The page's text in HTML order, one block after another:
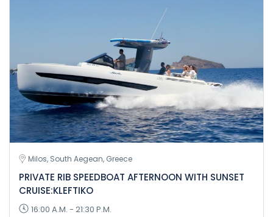
Milos, South Aegean, Greece
PRIVATE RIB SPEEDBOAT AFTERNOON WITH SUNSET
CRUISE:KLEFTIKO
16:00 A.M. - 21:30 P.M.